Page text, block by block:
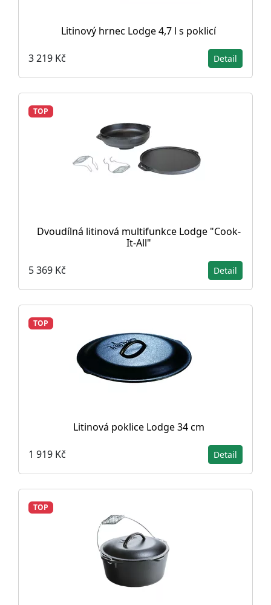
Litinový hrnec Lodge 4,7 l s poklicí
3 219 Kč Detail
TOP
Dvoudílná litinová multifunkce Lodge "Cook-
It-All"
5 369 Kč Detail
TOP
Litinová poklice Lodge 34 cm
1 919 Kč Detail
TOP